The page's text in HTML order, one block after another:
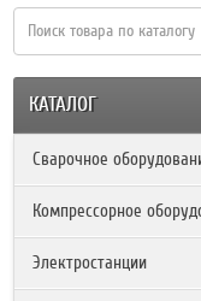
КАТАЛОГ
Сварочное
Компрессорное
Электростанции